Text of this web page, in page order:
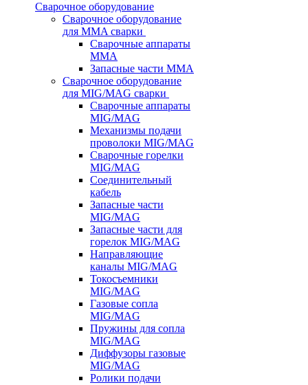
Сварочное оборудование
Сварочное оборудование
для MMA сварки
Сварочные аппараты
MMA
Запасные части MMA
Сварочное оборудование
для MIG/MAG сварки
Сварочные аппараты
MIG/MAG
Механизмы подачи
проволоки MIG/MAG
Сварочные горелки
MIG/MAG
Соединительный
кабель
Запасные части
MIG/MAG
Запасные части для
горелок MIG/MAG
Направляющие
каналы MIG/MAG
Токосъемники
MIG/MAG
Газовые сопла
MIG/MAG
Пружины для сопла
MIG/MAG
Диффузоры газовые
MIG/MAG
Ролики подачи